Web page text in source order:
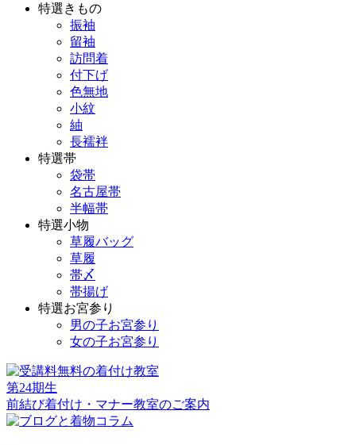
特選きもの
振袖
留袖
訪問着
付下げ
色無地
小紋
紬
長襦袢
特選帯
袋帯
名古屋帯
半幅帯
特選小物
草履バッグ
草履
帯〆
帯揚げ
特選お宮参り
男の子お宮参り
女の子お宮参り
第24期生
前結び着付け・マナー教室のご案内